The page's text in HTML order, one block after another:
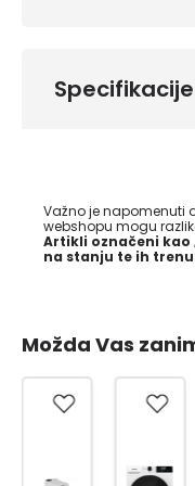
Specifikacije
Važno je napomenuti
webshopu mogu
Artikli označeni
na stanju te ih
Možda Vas